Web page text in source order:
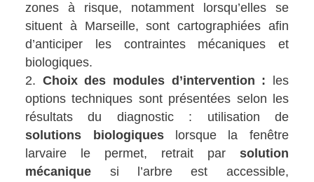
zones à risque, notamment lorsqu’elles se
situent à Marseille, sont cartographiées afin
d’anticiper les contraintes mécaniques et
biologiques.
Choix des modules d’intervention : les
options techniques sont présentées selon les
résultats du diagnostic : utilisation de
solutions biologiqueslorsque la fenêtre
larvaire le permet, retrait par solution
mécanique si l’arbre est accessible,